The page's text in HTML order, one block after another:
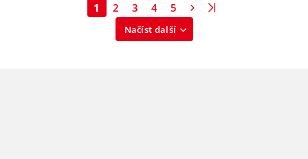
Načíst další
1 2 3 4 5